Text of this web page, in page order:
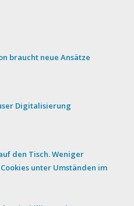
braucht neue Ansätze
Digitalisierung
den Tisch. Weniger
unter Umständen im